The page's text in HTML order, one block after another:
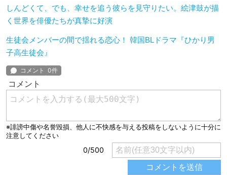
しんどくて、でも、幸せを追う彼らを見守りたい。絵津鼓が描
く世界を俳優たちが真摯に好演
生徒会メンバーの間で揺れる恋心！ 韓国BLドラマ『ひかり男
子高生徒会』